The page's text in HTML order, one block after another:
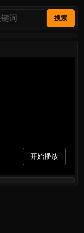
搜索
开始播放